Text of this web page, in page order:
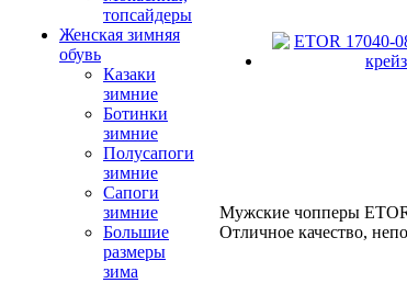
топсайдеры
Женская зимняя
обувь
Казаки
зимние
Ботинки
зимние
Полусапоги
зимние
Сапоги
зимние
Большие
размеры
зима
Мужские чопперы
Отличное качество,